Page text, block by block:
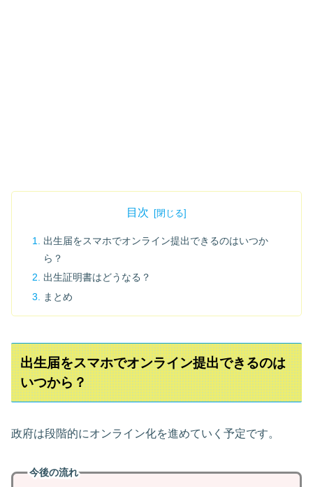
目次
出生届をスマホでオンライン提出できるのはいつか
ら？
出生証明書はどうなる？
まとめ
出生届をスマホでオンライン提出できるのは
いつから？
政府は段階的にオンライン化を進めていく予定です。
今後の流れ